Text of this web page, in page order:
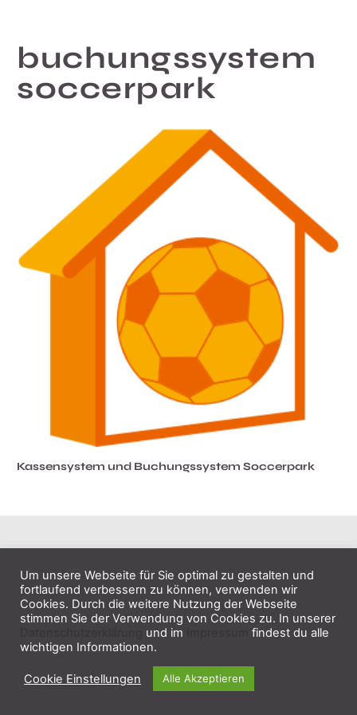
buchungssystem
soccerpark
Kassensystem und Buchungssystem Soccerpark
Um unsere Webseite für Sie optimal zu gestalten und
fortlaufend verbessern zu können, verwenden wir
Cookies. Durch die weitere Nutzung der Webseite
stimmen Sie der Verwendung von Cookies zu. In unserer
und im
findest du alle
wichtigen Informationen.
Cookie Einstellungen Alle Akzeptieren